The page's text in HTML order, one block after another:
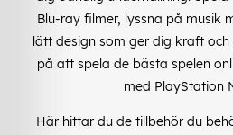
Blu-ray filmer, lyssna på musik
lätt design som ger dig kraft
på att spela de bästa spelen
med PlayStation
Här hittar du de tillbehör du